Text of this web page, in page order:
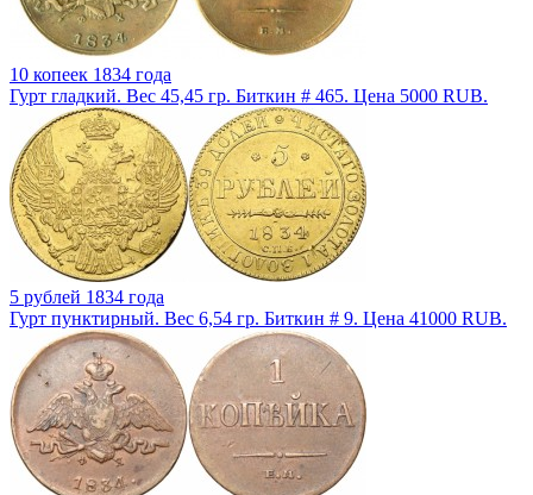
10 копеек 1834 года
Гурт гладкий. Вес 45,45 гр. Биткин # 465. Цена 5000 RUB.
5 рублей 1834 года
Гурт пунктирный. Вес 6,54 гр. Биткин # 9. Цена 41000 RUB.